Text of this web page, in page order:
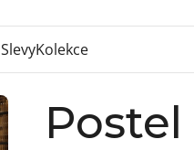
SlevyKolekce
Postel